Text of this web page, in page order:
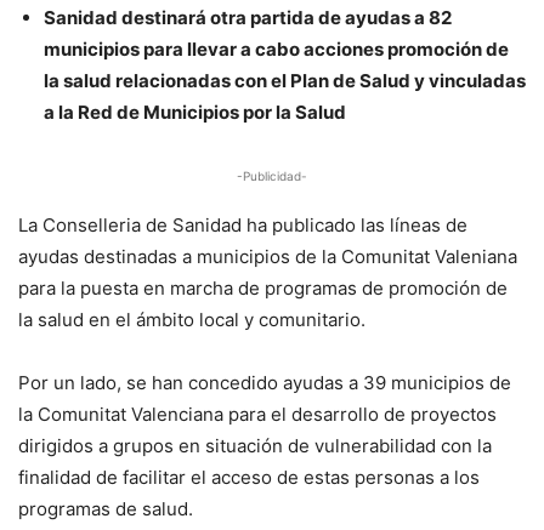
Sanidad destinará otra partida de ayudas a 82
municipios para llevar a cabo acciones promoción de
la salud relacionadas con el Plan de Salud y vinculadas
a la Red de Municipios por la Salud
-Publicidad-
La Conselleria de Sanidad ha publicado las líneas de
ayudas destinadas a municipios de la Comunitat Valeniana
para la puesta en marcha de programas de promoción de
la salud en el ámbito local y comunitario.
Por un lado, se han concedido ayudas a 39 municipios de
la Comunitat Valenciana para el desarrollo de proyectos
dirigidos a grupos en situación de vulnerabilidad con la
finalidad de facilitar el acceso de estas personas a los
programas de salud.